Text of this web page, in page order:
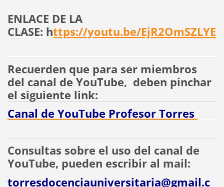
ENLACE DE LA
CLASE: https://youtu.be/EjR2OmSZLYE
Recuerden que para ser miembros
del canal de YouTube, deben pinchar
el siguiente link:
Canal de YouTube Profesor Torres
Consultas sobre el uso del canal de
YouTube, pueden escribir al mail:
torresdocenciauniversitaria@gmail.c